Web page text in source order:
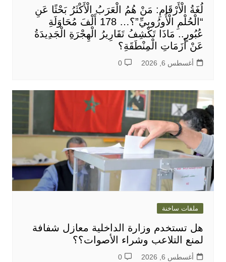
لُغَةُ الْأَرْقَامِ: مَنْ هُمُ الْعَرَبُ الْأَكْثَرُ بَحْثًا عَنِ
“الْحُلْمِ الْأُورُوبِيِّ”؟… 178 أَلْفَ مُحَاوَلَةِ
عُبُورٍ.. مَاذَا تَكْشِفُ تَقَارِيرُ الْهِجْرَةِ الْجَدِيدَةُ
عَنْ أَزَمَاتِ الْمِنْطَقَةِ؟
أغسطس 6, 2026 0
ملفات ساخنة
هل تستخدم وزارة الداخلية معازل شفافة
لمنع التلاعب وشراء الأصوات؟؟
أغسطس 6, 2026 0